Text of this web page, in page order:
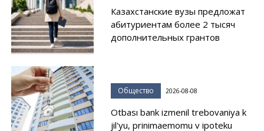
Казахстанские вузы предложат
абитуриентам более 2 тысяч
дополнительных грантов
Общество 2026-08-08
Otbası bank izmenil trebovaniya k
jil'yu, prinimaemomu v ipoteku